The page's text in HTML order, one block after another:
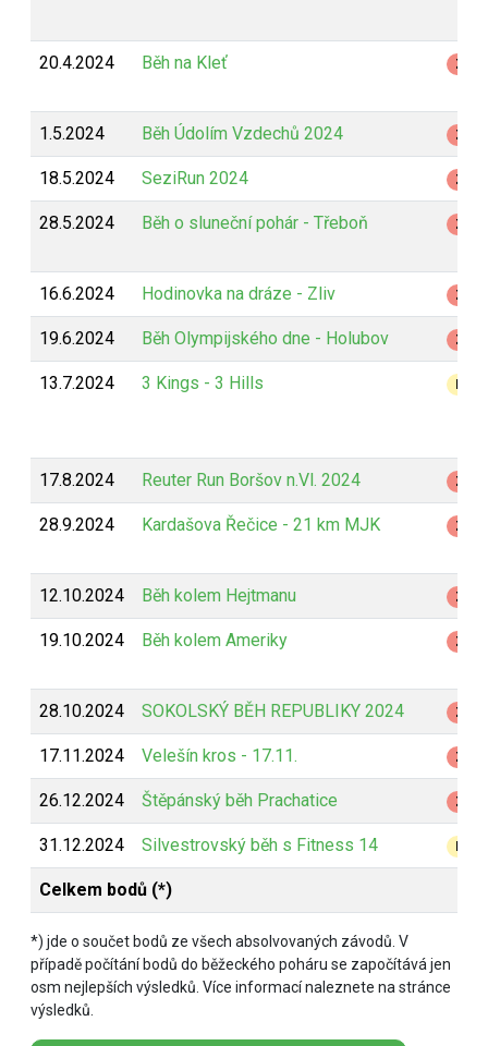
20.4.2024 Běh na Kleť Z
1.5.2024 Běh Údolím Vzdechů 2024 Z
18.5.2024 SeziRun 2024 Z
28.5.2024 Běh o sluneční pohár - Třeboň Z
16.6.2024 Hodinovka na dráze - Zliv Z
19.6.2024 Běh Olympijského dne - Holubov Z
13.7.2024 3 Kings - 3 Hills
17.8.2024 Reuter Run Boršov n.Vl. 2024 Z
28.9.2024 Kardašova Řečice - 21 km MJK Z
12.10.2024 Běh kolem Hejtmanu Z
19.10.2024 Běh kolem Ameriky Z
28.10.2024 SOKOLSKÝ BĚH REPUBLIKY 2024 Z
17.11.2024 Velešín kros - 17.11. Z
26.12.2024 Štěpánský běh Prachatice Z
31.12.2024 Silvestrovský běh s Fitness 14
Celkem bodů (*)
*) jde o součet bodů ze všech absolvovaných závodů. V
případě počítání bodů do běžeckého poháru se započítává jen
osm nejlepších výsledků. Více informací naleznete na stránce
výsledků.